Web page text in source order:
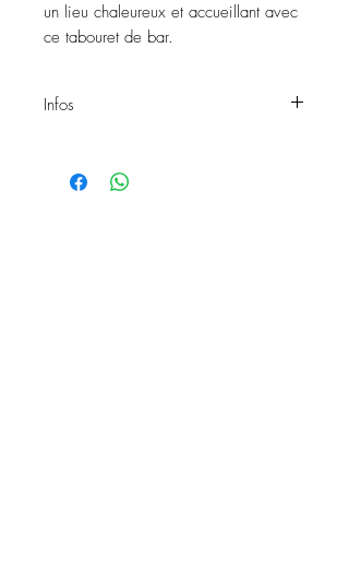
un lieu chaleureux et accueillant avec
ce tabouret de bar.
Infos
Couleur: Noire